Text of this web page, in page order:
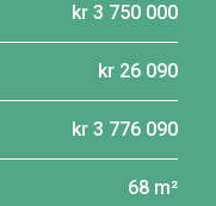
kr 3 750 000
kr 26 090
kr 3 776 090
68 m²